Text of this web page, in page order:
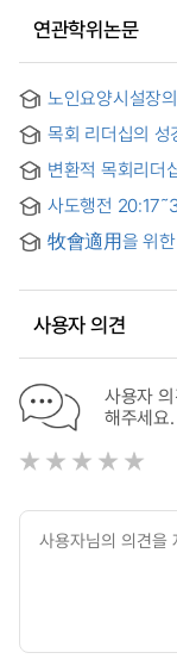
연관학위논문
노인요양시설장
care Facilities:
목회 리더십의 성
변환적 목회리더
Study on the
Leadership on
members trust
사도행전
牧會適用을 위
사용자 의견
사용자
해주세요.